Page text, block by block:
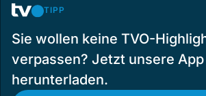
TIPP
Sie wollen keine TVO-
verpassen? Jetzt unsere App
herunterladen.